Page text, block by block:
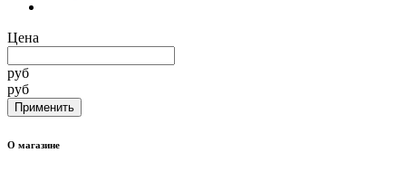
Цена
руб
руб
О магазине